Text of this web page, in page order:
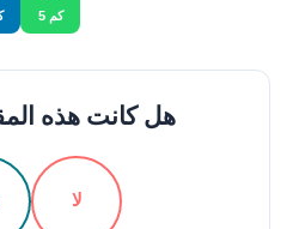
5 كم
هل كانت هذه
لا